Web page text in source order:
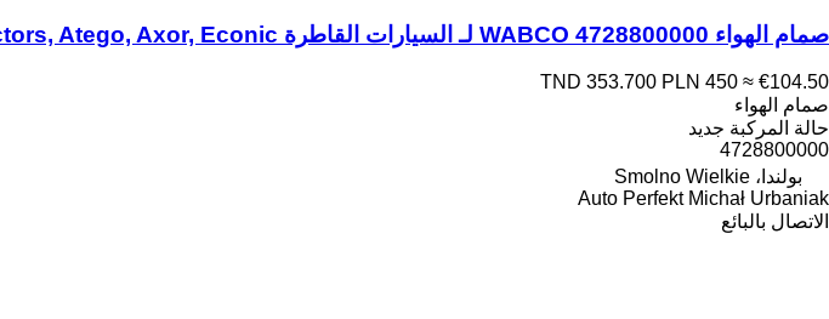
صمام الهواء WABCO 4728800000 لـ السيارات القاطرة Mercedes-Benz ASctors, Atego, Axor, Econic
TND 353.700 PLN 450 ≈ €104.50
صمام الهواء
حالة المركبة جديد
4728800000
بولندا، Smolno Wielkie
Auto Perfekt Michał Urbaniak
الاتصال بالبائع